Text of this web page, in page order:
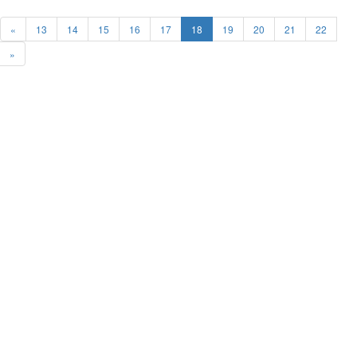
« 13 14 15 16 17 18 19 20 21
22
»